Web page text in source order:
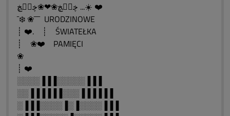
ڿڰۣڿ❀❤❀ڿڰۣڿ ...☀️ ❤️
¯❄️ ❀¯¯¯ URODZINOWE
┊ ❤️. ┊ ŚWIATEŁKA
┊ ❀❤️ PAMIĘCI
❀
┊ ❤️
░░░░▐▐▐░░░░░▐▐▐
░░▐▐▐▐▐▐░░░▐▐▐▐▐▐
░▐▐▐░░░░▐░▐░░░░▐▐▐